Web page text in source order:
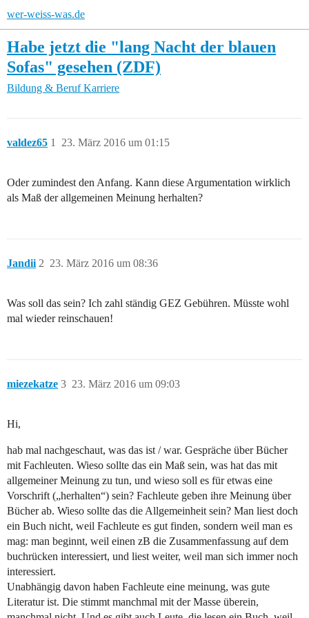
wer-weiss-was.de
Habe jetzt die "lang Nacht der blauen
Sofas" gesehen (ZDF)
Bildung & Beruf Karriere
valdez65 23. März 2016 um 01:15
1
Oder zumindest den Anfang. Kann diese Argumentation wirklich
als Maß der allgemeinen Meinung herhalten?
Jandii 23. März 2016 um 08:36
2
Was soll das sein? Ich zahl ständig GEZ Gebühren. Müsste wohl
mal wieder reinschauen!
miezekatze 23. März 2016 um 09:03
3
Hi,
hab mal nachgeschaut, was das ist / war. Gespräche über Bücher
mit Fachleuten. Wieso sollte das ein Maß sein, was hat das mit
allgemeiner Meinung zu tun, und wieso soll es für etwas eine
Vorschrift („herhalten“) sein? Fachleute geben ihre Meinung über
Bücher ab. Wieso sollte das die Allgemeinheit sein? Man liest doch
ein Buch nicht, weil Fachleute es gut finden, sondern weil man es
mag: man beginnt, weil einen zB die Zusammenfassung auf dem
buchrücken interessiert, und liest weiter, weil man sich immer noch
interessiert.
Unabhängig davon haben Fachleute eine meinung, was gute
Literatur ist. Die stimmt manchmal mit der Masse überein,